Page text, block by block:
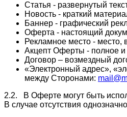
Статья - развернутый
Новость - краткий
Баннер - графический
Оферта - настоящий
Рекламное место -
Акцепт Оферты - полное и
Договор – возмездный
«Электронный адрес»,
между Сторонами:
2.2. В Оферте могут быть
В случае отсутствия